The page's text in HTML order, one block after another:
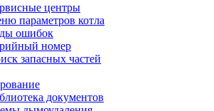
центры
параметров котла
ошибок
номер
запасных частей
документов